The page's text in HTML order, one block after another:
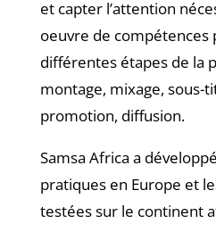
et capter l’attention
oeuvre de compétences
différentes étapes de la
montage, mixage, sous-
promotion, diffusion.
Samsa Africa a
pratiques en Europe et
testées sur le continent